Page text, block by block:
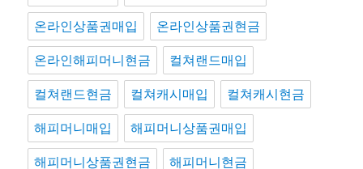
온라인상품권매입 온라인상품권현금
온라인해피머니현금 컬쳐랜드매입
컬쳐랜드현금 컬쳐캐시매입 컬쳐캐시현금
해피머니매입 해피머니상품권매입
해피머니상품권현금 해피머니현금